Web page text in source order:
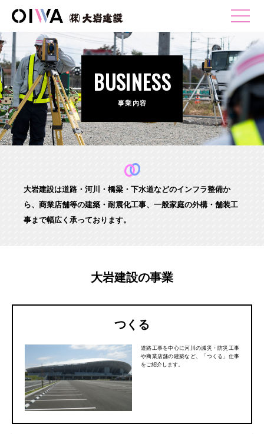
BUSINESS
事業内容
大岩建設は道路・河川・橋梁・下水道などのインフラ整備か
ら、 商業店舗等の建築・耐震化工事、一般家庭の外構・舗装工
事まで幅広く承っております。
大岩建設の事業
つくる
道路工事を中心に河川の減災・防災工事
や商業店舗の建築など、「つくる」仕事
をご紹介します。